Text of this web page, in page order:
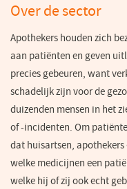
Over de sector
Apothekers houden zich
aan patiënten en geven
precies gebeuren, want
schadelijk zijn voor de
duizenden mensen in het
of -incidenten. Om
dat huisartsen,
welke medicijnen een
welke hij of zij ook echt